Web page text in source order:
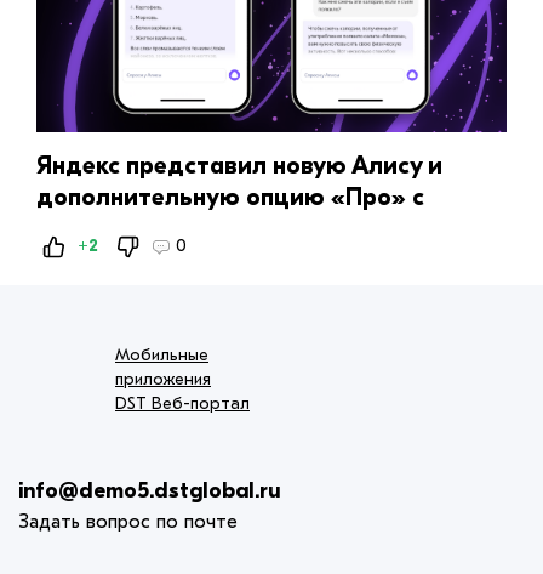
Яндекс представил новую Алису и
дополнительную опцию «Про» с
YandexGPT 3 Pro
+2 0
Мобильные
приложения
DST Веб-портал
info@demo5.dstglobal.ru
Задать вопрос по почте